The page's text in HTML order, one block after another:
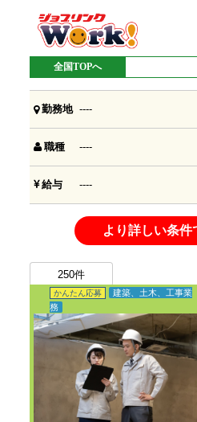
全国TOPへ
勤務地 ----
職種 ----
給与 ----
より詳しい条件
250件
かんたん応募
建築、土木、工事業
務